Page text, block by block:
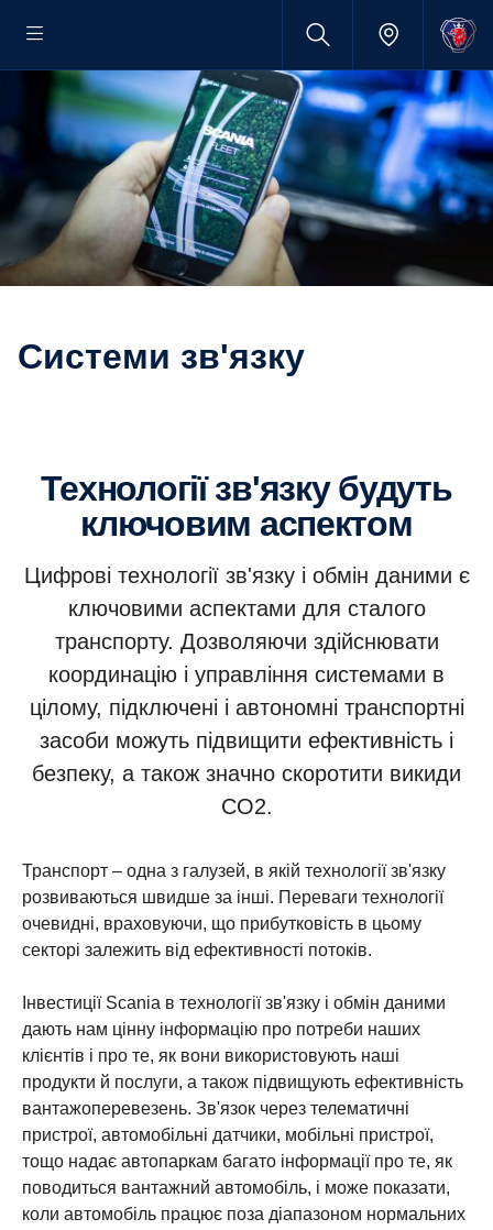
Системи зв'язку
Технології зв'язку будуть
ключовим аспектом
Цифрові технології зв'язку і обмін даними є
ключовими аспектами для сталого
транспорту. Дозволяючи здійснювати
координацію і управління системами в
цілому, підключені і автономні транспортні
засоби можуть підвищити ефективність і
безпеку, а також значно скоротити викиди
CO2.
Транспорт – одна з галузей, в якій технології зв'язку
розвиваються швидше за інші. Переваги технології
очевидні, враховуючи, що прибутковість в цьому
секторі залежить від ефективності потоків.
Інвестиції Scania в технології зв'язку і обмін даними
дають нам цінну інформацію про потреби наших
клієнтів і про те, як вони використовують наші
продукти й послуги, а також підвищують ефективність
вантажоперевезень. Зв'язок через телематичні
пристрої, автомобільні датчики, мобільні пристрої,
тощо надає автопаркам багато інформації про те, як
поводиться вантажний автомобіль, і може показати,
коли автомобіль працює поза діапазоном нормальних